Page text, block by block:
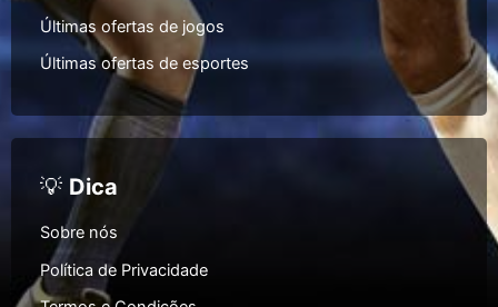
Últimas ofertas de jogos
Últimas ofertas de esportes
💡 Dica
Sobre nós
Política de Privacidade